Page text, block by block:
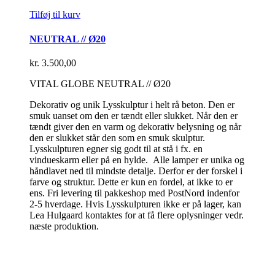
Tilføj til kurv
NEUTRAL // Ø20
kr. 3.500,00
VITAL GLOBE NEUTRAL // Ø20
Dekorativ og unik Lysskulptur i helt rå beton. Den er
smuk uanset om den er tændt eller slukket. Når den er
tændt giver den en varm og dekorativ belysning og når
den er slukket står den som en smuk skulptur.
Lysskulpturen egner sig godt til at stå i fx. en
vindueskarm eller på en hylde. Alle lamper er unika og
håndlavet ned til mindste detalje. Derfor er der forskel i
farve og struktur. Dette er kun en fordel, at ikke to er
ens. Fri levering til pakkeshop med PostNord indenfor
2-5 hverdage. Hvis Lysskulpturen ikke er på lager, kan
Lea Hulgaard kontaktes for at få flere oplysninger vedr.
næste produktion.